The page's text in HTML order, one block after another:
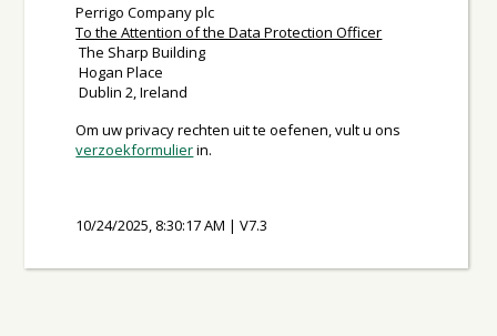
Perrigo Company plc
To the Attention of the Data Protection Officer
The Sharp Building
Hogan Place
Dublin 2, Ireland
Om uw privacy rechten uit te oefenen, vult u ons
verzoekformulierin.
10/24/2025, 8:30:17 AM |V7.3